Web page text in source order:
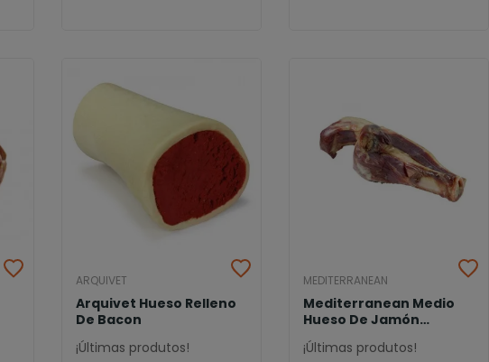
ARQUIVET
Arquivet Hueso Relleno
De Bacon
¡Últimas produtos!
MEDITERRANEAN
Mediterranean Medio
Hueso De Jamón
Serrano Con Brocheta
¡Últimas produtos!